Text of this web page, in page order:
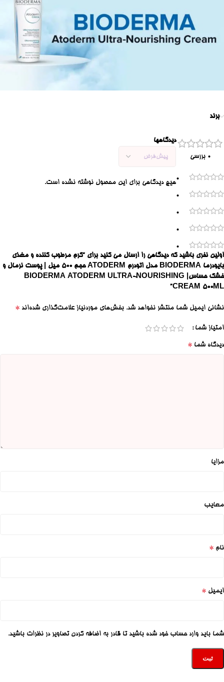
برند
0 بررسی
0
0
0
0
0
دیدگاهها
هیچ دیدگاهی برای این محصول نوشته نشده است.
اولین نفری باشید که دیدگاهی را ارسال می کنید برای “کرم مرطوب کننده و مغذی
بایودرما BIODERMA مدل اتودرم ATODERM حجم 500 میل | پوست نرمال و
خشک حساس| BIODERMA ATODERM ULTRA-NOURISHING
CREAM 500ML”
نشانی ایمیل شما منتشر نخواهد شد. بخش‌های موردنیاز علامت‌گذاری شده‌اند *
امتیاز شما
دیدگاه شما *
مزایا
معایب
نام *
ایمیل *
شما باید وارد حساب خود شده باشید تا قادر به اضافه کردن تصاویر در نظرات باشید.